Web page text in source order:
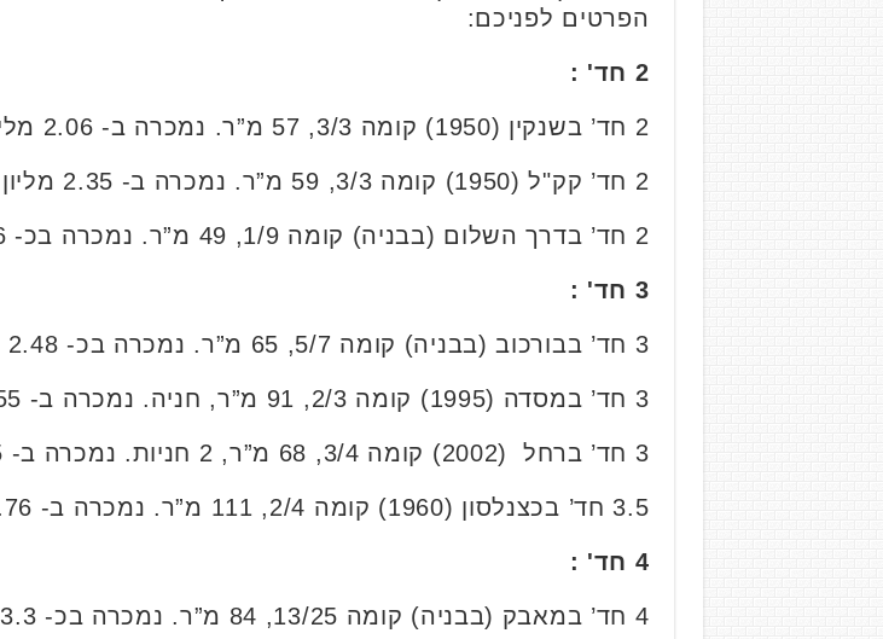
הפרטים לפניכם:
2 חד' :
2 חד’ בשנקין (1950) קומה 3/3, 57 מ”ר. נמכרה ב- 2.06 מליון ₪.
2 חד’ קק"ל (1950) קומה 3/3, 59 מ”ר. נמכרה ב- 2.35 מליון ₪.
2 חד’ בדרך השלום (בבניה) קומה 1/9, 49 מ”ר. נמכרה בכ- 2.36 מליון ₪.
3 חד' :
3 חד’ בבורכוב (בבניה) קומה 5/7, 65 מ”ר. נמכרה בכ- 2.48 מליון ₪.
3 חד’ במסדה (1995) קומה 2/3, 91 מ”ר, חניה. נמכרה ב- 2.55 מליון ₪.
3 חד’ ברחל (2002) קומה 3/4, 68 מ”ר, 2 חניות. נמכרה ב- 2.85 מליון ₪.
3.5 חד’ בכצנלסון (1960) קומה 2/4, 111 מ”ר. נמכרה ב- 2.76 מליון ₪.
4 חד' :
4 חד’ במאבק (בבניה) קומה 13/25, 84 מ”ר. נמכרה בכ- 3.3 מליון ₪.